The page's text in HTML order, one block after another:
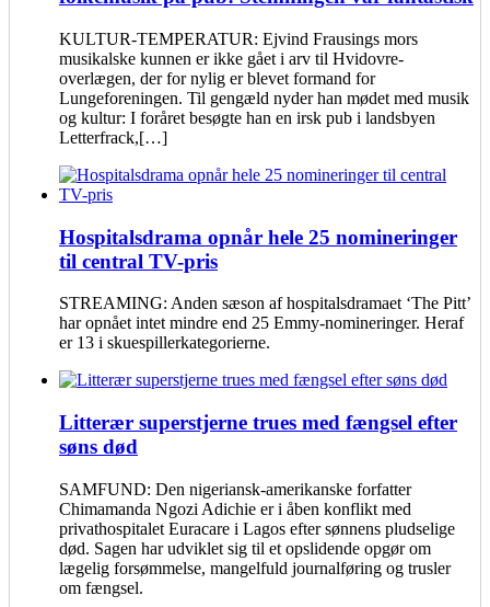
KULTUR-TEMPERATUR: Ejvind Frausings mors
musikalske kunnen er ikke gået i arv til Hvidovre-
overlægen, der for nylig er blevet formand for
Lungeforeningen. Til gengæld nyder han mødet med musik
og kultur: I foråret besøgte han en irsk pub i landsbyen
Letterfrack,[…]
Hospitalsdrama opnår hele 25 nomineringer
til central TV-pris
STREAMING: Anden sæson af hospitalsdramaet ‘The Pitt’
har opnået intet mindre end 25 Emmy-nomineringer. Heraf
er 13 i skuespillerkategorierne.
Litterær superstjerne trues med fængsel efter
søns død
SAMFUND: Den nigeriansk-amerikanske forfatter
Chimamanda Ngozi Adichie er i åben konflikt med
privathospitalet Euracare i Lagos efter sønnens pludselige
død. Sagen har udviklet sig til et opslidende opgør om
lægelig forsømmelse, mangelfuld journalføring og trusler
om fængsel.